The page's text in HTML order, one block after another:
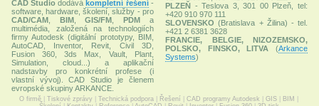
CAD Studio dodává kompletní řešení-
software, hardware, školení, služby - pro
CAD/CAM
BIM ,GIS/FM PDM
a
multimédia, založená na technologiích
firmy Autodesk (digitální prototypy, BIM,
AutoCAD, Inventor, Revit, Civil 3D,
Fusion 360, 3ds Max, Vault, Plant,
Simulation, cloud...) a aplikační
nadstavby pro konkrétní profese (i
vlastní vývoj). CAD Studio je členem
evropské skupiny ARKANCE.
PLZEŇ
- Teslova 3, 301 00 Plzeň, tel:
+420 910 970 111
SLOVENSKO (Bratislava + Žilina) - tel.
+421 2 6381 3628
FRANCIE, BELGIE, NIZOZEMSKO,
POLSKO, FINSKO, LITVA
(Arkance
Systems)
O firmě Tiskové zprávy Technická podpora Řešení CAD programy Autodesk GIS BIM